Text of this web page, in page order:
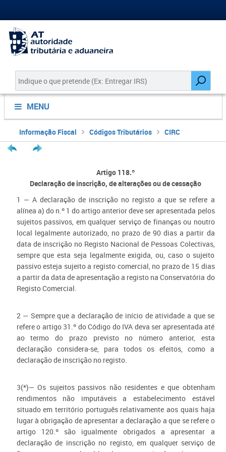
MENU
Informação Fiscal Códigos Tributários CIRC
Artigo 118.º
Declaração de inscrição, de alterações ou de cessação
1 — A declaração de inscrição no registo a que se refere a
alínea a) do n.º 1 do artigo anterior deve ser apresentada pelos
sujeitos passivos, em qualquer serviço de finanças ou noutro
local legalmente autorizado, no prazo de 90 dias a partir da
data de inscrição no Registo Nacional de Pessoas Colectivas,
sempre que esta seja legalmente exigida, ou, caso o sujeito
passivo esteja sujeito a registo comercial, no prazo de 15 dias
a partir da data de apresentação a registo na Conservatória do
Registo Comercial.
2 — Sempre que a declaração de início de atividade a que se
refere o artigo 31.º do Código do IVA deva ser apresentada até
ao termo do prazo previsto no número anterior, esta
declaração considera-se, para todos os efeitos, como a
declaração de inscrição no registo.
3(*)— Os sujeitos passivos não residentes e que obtenham
rendimentos não imputáveis a estabelecimento estável
situado em território português relativamente aos quais haja
lugar à obrigação de apresentar a declaração a que se refere o
artigo 120.º são igualmente obrigados a apresentar a
declaração de inscrição no registo, em qualquer serviço de